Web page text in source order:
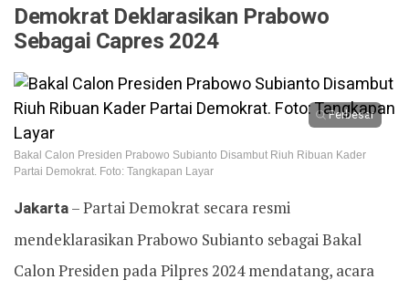
Demokrat Deklarasikan Prabowo
Sebagai Capres 2024
Perbesar
Bakal Calon Presiden Prabowo Subianto Disambut Riuh Ribuan Kader
Partai Demokrat. Foto: Tangkapan Layar
Jakarta– Partai Demokrat secara resmi
mendeklarasikan Prabowo Subianto sebagai Bakal
Calon Presiden pada Pilpres 2024 mendatang, acara